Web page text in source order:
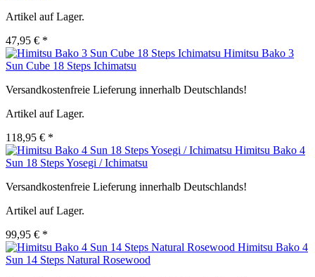
Artikel auf Lager.
47,95 € *
Himitsu Bako 3
Sun Cube 18 Steps Ichimatsu
Versandkostenfreie Lieferung innerhalb Deutschlands!
Artikel auf Lager.
118,95 € *
Himitsu Bako 4
Sun 18 Steps Yosegi / Ichimatsu
Versandkostenfreie Lieferung innerhalb Deutschlands!
Artikel auf Lager.
99,95 € *
Himitsu Bako 4
Sun 14 Steps Natural Rosewood